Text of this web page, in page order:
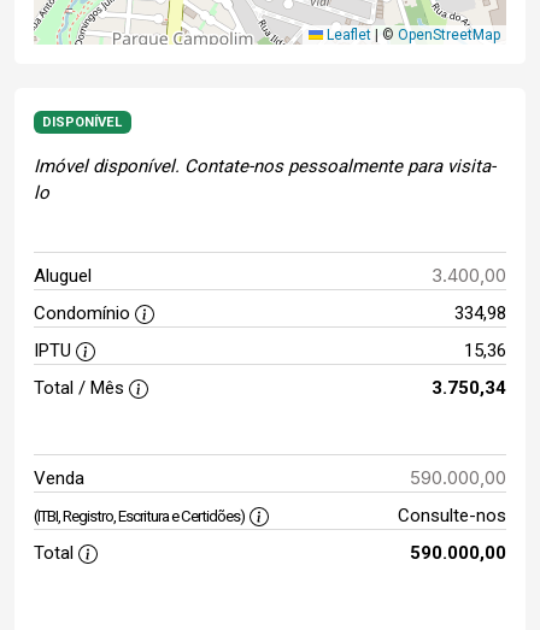
Leaflet | © OpenStreetMap
DISPONÍVEL
Imóvel disponível. Contate-nos pessoalmente para visita-
lo
Aluguel 3.400,00
Condomínio
334,98
IPTU
15,36
Total / Mês
3.750,34
Venda 590.000,00
(ITBI, Registro, Escritura e Certidões)
Consulte-nos
Total
590.000,00